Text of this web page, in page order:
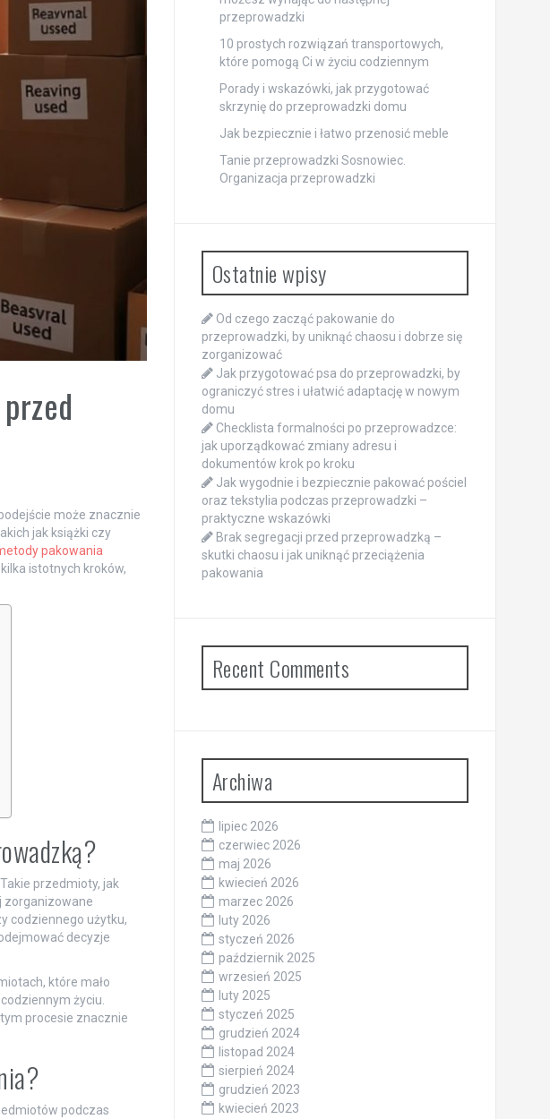
może znacznie
jak książki czy
pakowania
istotnych kroków,
. Takie przedmioty, jak
zorganizowane
codziennego użytku,
decyzje
które mało
życiu.
procesie znacznie
podczas
przeprowadzki
10 prostych rozwiązań transportowych,
które pomogą Ci w życiu codziennym
Porady i wskazówki, jak przygotować
skrzynię do przeprowadzki domu
Jak bezpiecznie i łatwo przenosić meble
Tanie przeprowadzki Sosnowiec.
Organizacja przeprowadzki
Ostatnie wpisy
Od czego zacząć pakowanie do
przeprowadzki, by uniknąć chaosu i dobrze się
zorganizować
Jak przygotować psa do przeprowadzki, by
ograniczyć stres i ułatwić adaptację w nowym
domu
Checklista formalności po przeprowadzce:
jak uporządkować zmiany adresu i
dokumentów krok po kroku
Jak wygodnie i bezpiecznie pakować pościel
oraz tekstylia podczas przeprowadzki –
praktyczne wskazówki
Brak segregacji przed przeprowadzką –
skutki chaosu i jak uniknąć przeciążenia
pakowania
Recent Comments
Archiwa
lipiec 2026
czerwiec 2026
maj 2026
kwiecień 2026
marzec 2026
luty 2026
styczeń 2026
październik 2025
wrzesień 2025
luty 2025
styczeń 2025
grudzień 2024
listopad 2024
sierpień 2024
grudzień 2023
kwiecień 2023